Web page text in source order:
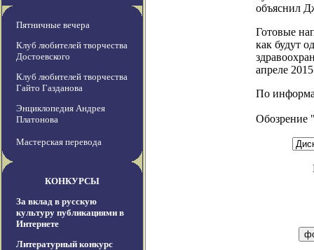
Пятничные вечера
Клуб любителей творчества
Достоевского
Клуб любителей творчества
Гайто Газданова
Энциклопедия Андрея
Платонова
Мастерская перевода
КОНКУРСЫ
За вклад в русскую
культуру публикациями в
Интернете
Литературный конкурс
объяснил
Готовые
как будут
апреле
По
Обозрение